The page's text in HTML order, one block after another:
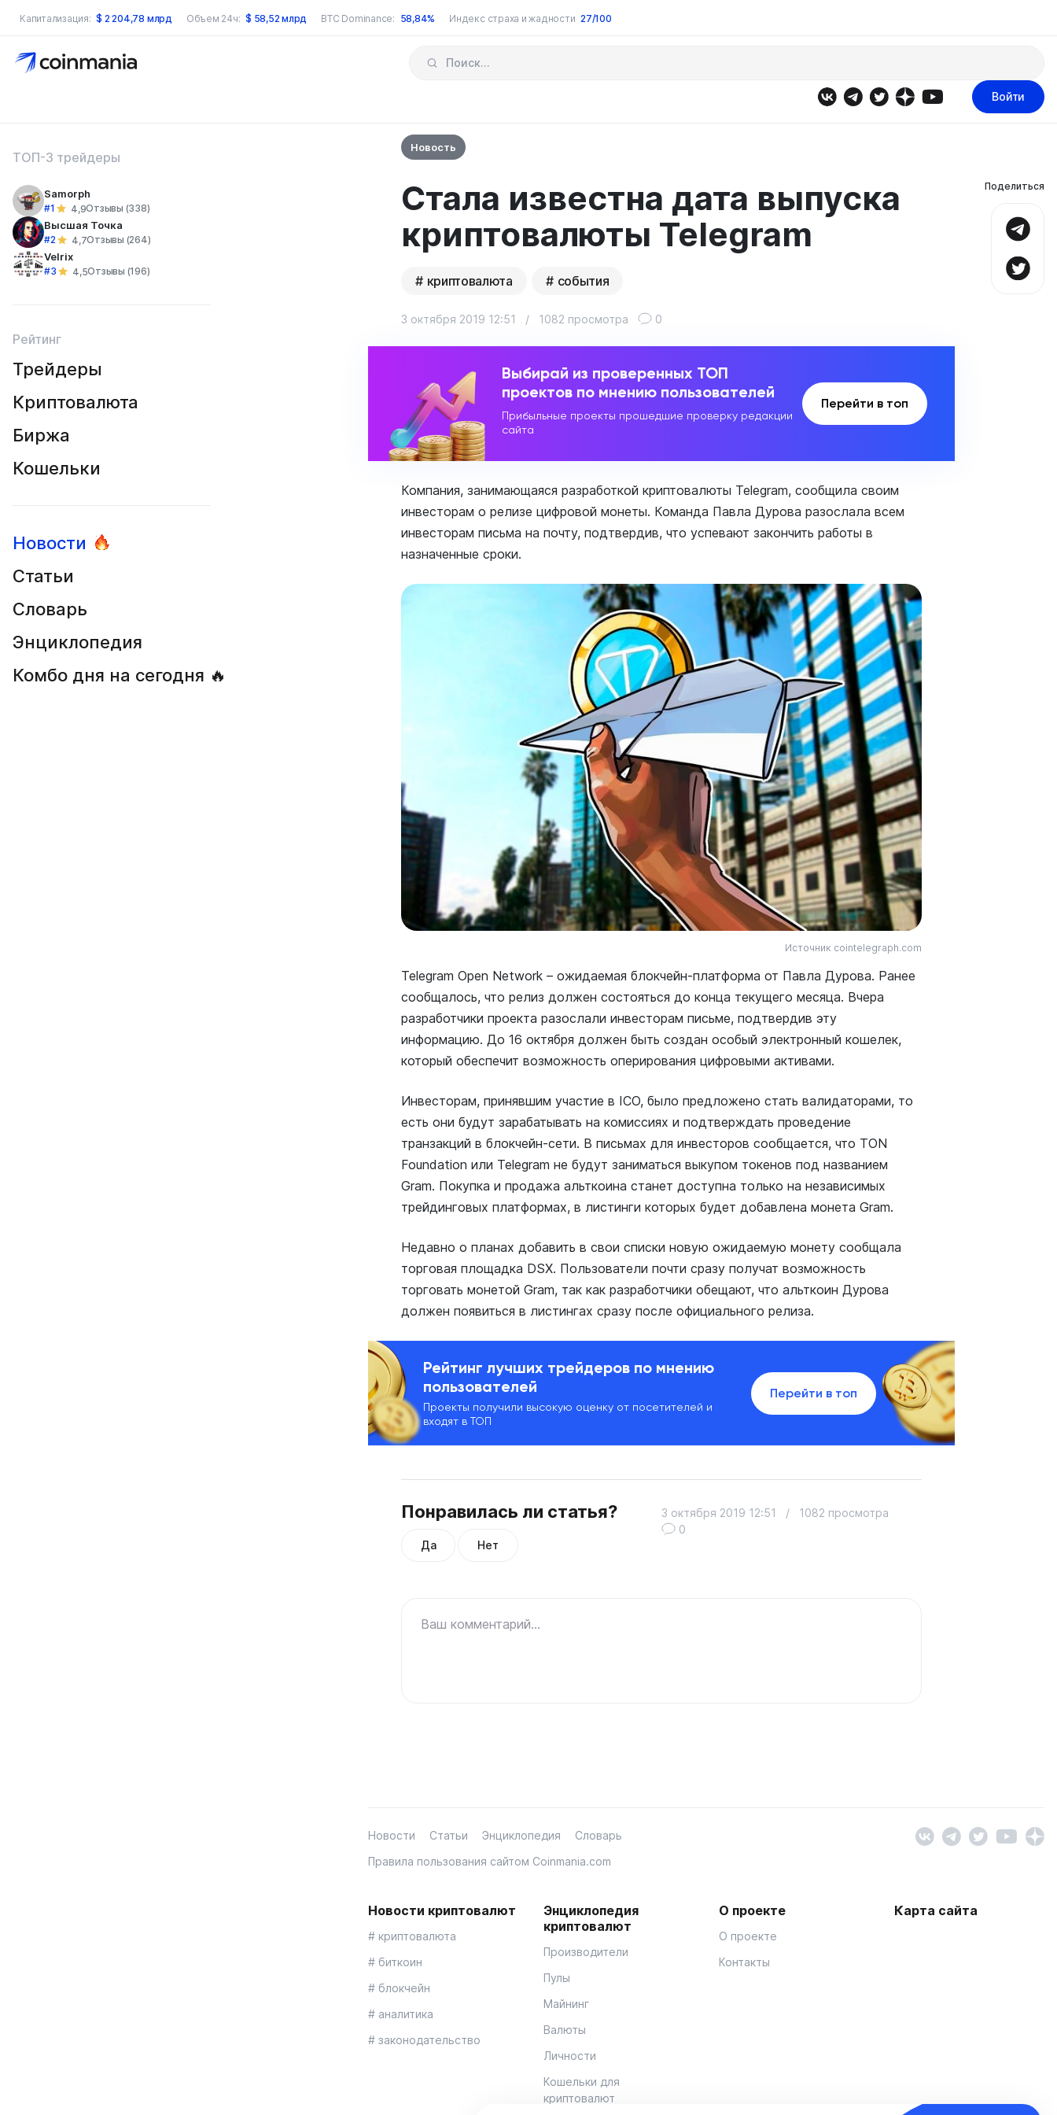
Капитализация: $ 2 204,78 млрд Объем 24ч: $ 58,52 млрд BTC Dominance: 58,84% Индекс страха и жадности 27/100
по сайту
Войти
ТОП-3 трейдеры
Samorph
#1 4,9Отзывы (338)
Высшая Точка
#2 4,7Отзывы (264)
Velrix
#3 4,5Отзывы (196)
Рейтинг
Трейдеры
Криптовалюта
Биржа
Кошельки
Новости
Статьи
Словарь
Энциклопедия
Комбо дня на сегодня 🔥
Новость
Стала известна дата выпуска
криптовалюты Telegram
криптовалюта события
3 октября 2019 12:51 / 1082 просмотра 0
Выбирай из проверенных ТОП
проектов по мнению пользователей
Прибыльные проекты прошедшие проверку редакции
сайта
Перейти в топ
Компания, занимающаяся разработкой криптовалюты Telegram, сообщила своим
инвесторам о релизе цифровой монеты. Команда Павла Дурова разослала всем
инвесторам письма на почту, подтвердив, что успевают закончить работы в
назначенные сроки.
Источник cointelegraph.com
Telegram Open Network – ожидаемая блокчейн-платформа от Павла Дурова. Ранее
сообщалось, что релиз должен состояться до конца текущего месяца. Вчера
разработчики проекта разослали инвесторам письме, подтвердив эту
информацию. До 16 октября должен быть создан особый электронный кошелек,
который обеспечит возможность оперирования цифровыми активами.
Инвесторам, принявшим участие в ICO, было предложено стать валидаторами, то
есть они будут зарабатывать на комиссиях и подтверждать проведение
транзакций в блокчейн-сети. В письмах для инвесторов сообщается, что TON
Foundation или Telegram не будут заниматься выкупом токенов под названием
Gram. Покупка и продажа альткоина станет доступна только на независимых
трейдинговых платформах, в листинги которых будет добавлена монета Gram.
Недавно о планах добавить в свои списки новую ожидаемую монету сообщала
торговая площадка DSX. Пользователи почти сразу получат возможность
торговать монетой Gram, так как разработчики обещают, что альткоин Дурова
должен появиться в листингах сразу после официального релиза.
Рейтинг лучших трейдеров по мнению
пользователей
Проекты получили высокую оценку от посетителей и
входят в ТОП
Перейти в топ
Понравилась ли статья?
Да Нет
3 октября 2019 12:51 /
1082 просмотра
0
Ваш комментарий...
Поделиться
Новости Статьи Энциклопедия
Словарь
Правила пользования сайтом Coinmania.com
Новости криптовалют
# криптовалюта
# биткоин
# блокчейн
# аналитика
# законодательство
Энциклопедия
криптовалют
Производители
Пулы
Майнинг
Валюты
Личности
Кошельки для
криптовалют
О проекте
О проекте
Контакты
Карта сайта